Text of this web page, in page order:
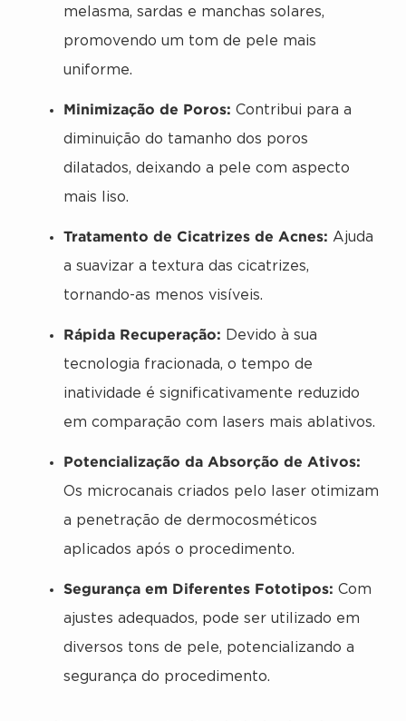
melasma, sardas e manchas solares,
promovendo um tom de pele mais
uniforme.
Minimização de Poros: Contribui para a
diminuição do tamanho dos poros
dilatados, deixando a pele com aspecto
mais liso.
Tratamento de Cicatrizes de Acnes: Ajuda
a suavizar a textura das cicatrizes,
tornando-as menos visíveis.
Rápida Recuperação: Devido à sua
tecnologia fracionada, o tempo de
inatividade é significativamente reduzido
em comparação com lasers mais ablativos.
Potencialização da Absorção de Ativos:
Os microcanais criados pelo laser otimizam
a penetração de dermocosméticos
aplicados após o procedimento.
Segurança em Diferentes Fototipos: Com
ajustes adequados, pode ser utilizado em
diversos tons de pele, potencializando a
segurança do procedimento.